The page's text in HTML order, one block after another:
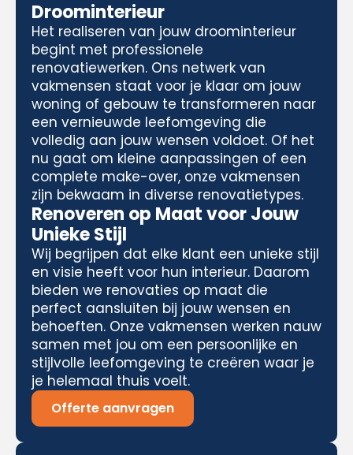
Droominterieur
Het realiseren van jouw droominterieur
begint met professionele
renovatiewerken. Ons netwerk van
vakmensen staat voor je klaar om jouw
woning of gebouw te transformeren naar
een vernieuwde leefomgeving die
volledig aan jouw wensen voldoet. Of het
nu gaat om kleine aanpassingen of een
complete make-over, onze vakmensen
zijn bekwaam in diverse renovatietypes.
Renoveren op Maat voor Jouw
Unieke Stijl
Wij begrijpen dat elke klant een unieke stijl
en visie heeft voor hun interieur. Daarom
bieden we renovaties op maat die
perfect aansluiten bij jouw wensen en
behoeften. Onze vakmensen werken nauw
samen met jou om een persoonlijke en
stijlvolle leefomgeving te creëren waar je
je helemaal thuis voelt.
Offerte aanvragen